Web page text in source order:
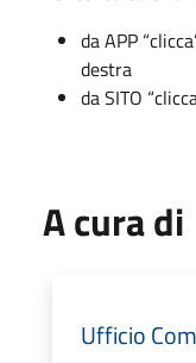
da APP
destra
da SITO
A cura di
Ufficio